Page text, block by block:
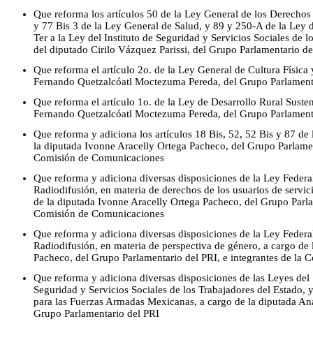
Que reforma los artículos 50 de la Ley General de los
y 77 Bis 3 de la Ley General de Salud, y 89 y 250-A de la Ley
Ter a la Ley del Instituto de Seguridad y Servicios Sociales de
del diputado Cirilo Vázquez Parissi, del Grupo Parlamentario
Que reforma el artículo 2o. de la Ley General de Cultura
Fernando Quetzalcóatl Moctezuma Pereda, del Grupo
Que reforma el artículo 1o. de la Ley de Desarrollo Rural
Fernando Quetzalcóatl Moctezuma Pereda, del Grupo
Que reforma y adiciona los artículos 18 Bis, 52, 52 Bis y 87
la diputada Ivonne Aracelly Ortega Pacheco, del Grupo
Comisión de Comunicaciones
Que reforma y adiciona diversas disposiciones de la Ley
Radiodifusión, en materia de derechos de los usuarios de
de la diputada Ivonne Aracelly Ortega Pacheco, del Grupo
Comisión de Comunicaciones
Que reforma y adiciona diversas disposiciones de la Ley
Radiodifusión, en materia de perspectiva de género, a cargo
Pacheco, del Grupo Parlamentario del PRI, e integrantes de la
Que reforma y adiciona diversas disposiciones de las Leyes
Seguridad y Servicios Sociales de los Trabajadores del
para las Fuerzas Armadas Mexicanas, a cargo de la diputada
Grupo Parlamentario del PRI